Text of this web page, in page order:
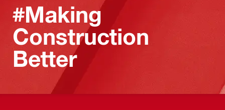
#Making
Construction
Better